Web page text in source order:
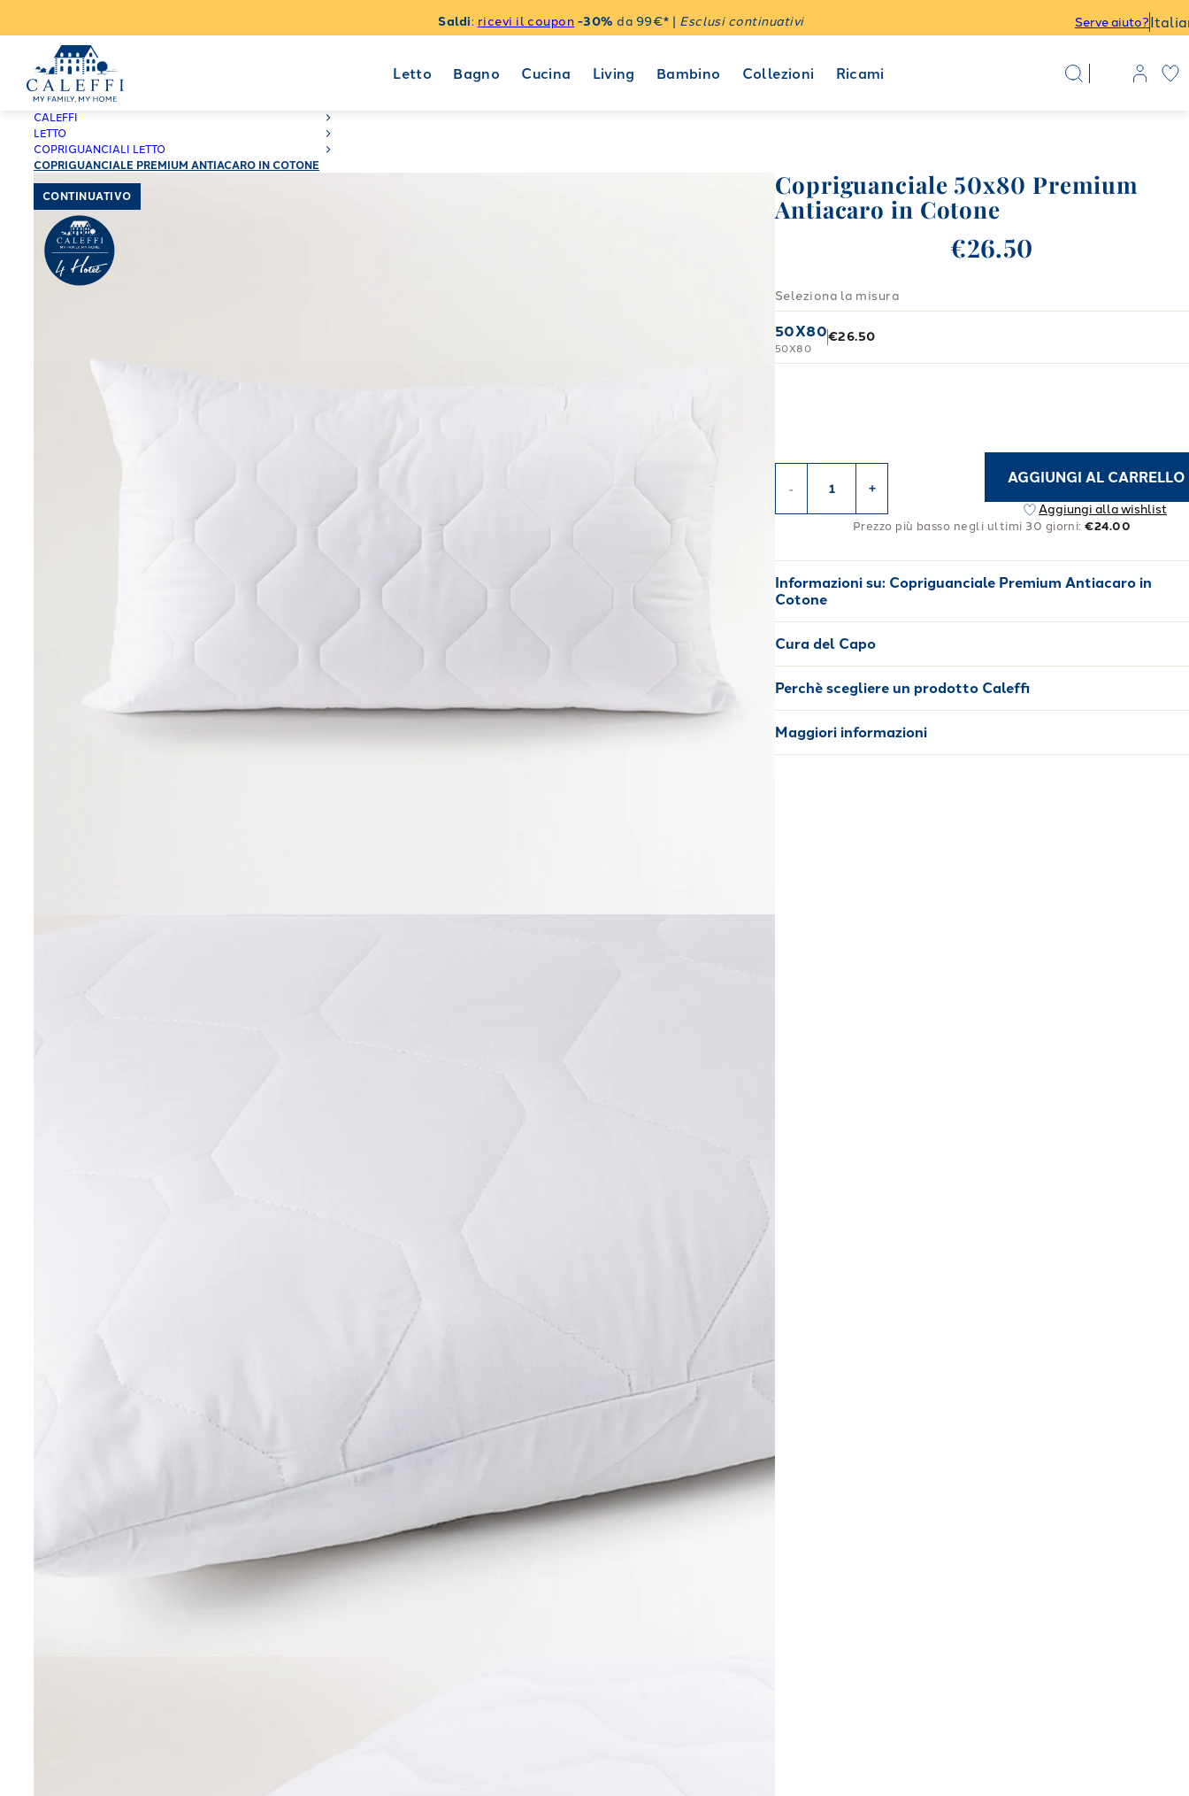
Saldi: ricevi il coupon -30% da 99€* | Esclusi continuativi Serve aiuto?
Letto Bagno Cucina Living Bambino Collezioni Ricami
CALEFFI
LETTO
COPRIGUANCIALI LETTO
COPRIGUANCIALE PREMIUM ANTIACARO IN COTONE
CONTINUATIVO
Copriguanciale 50x80 Premium
Antiacaro in Cotone
€26.50
Seleziona la misura
50X80
50X80
€26.50
- +
AGGIUNGI AL CARRELLO
Aggiungi alla wishlist
Prezzo più basso negli ultimi 30 giorni: €24.00
Informazioni su: Copriguanciale Premium Antiacaro in
Cotone
Cura del Capo
Perchè scegliere un prodotto Caleffi
Maggiori informazioni